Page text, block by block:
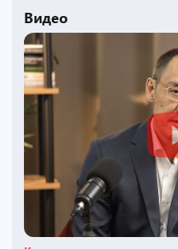
Видео